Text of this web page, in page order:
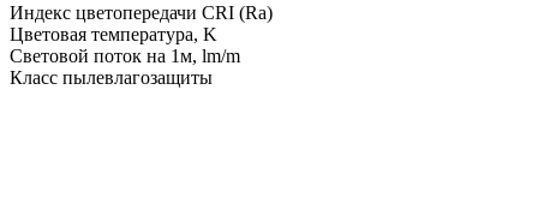
Индекс цветопередачи CRI (Ra)
Цветовая температура, K
Световой поток на 1м, lm/m
Класс пылевлагозащиты